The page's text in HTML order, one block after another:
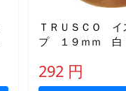
ＴＲＵＳＣＯ イ
プ １９ｍｍ 白
個）（直送）
292 円